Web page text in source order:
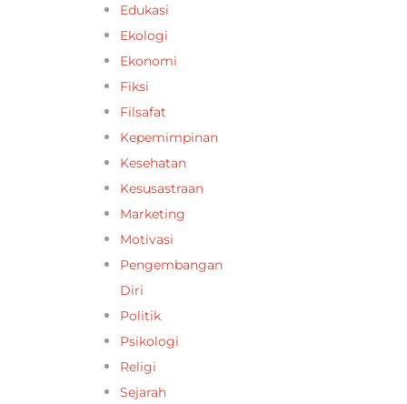
Edukasi
Ekologi
Ekonomi
Fiksi
Filsafat
Kepemimpinan
Kesehatan
Kesusastraan
Marketing
Motivasi
Pengembangan
Diri
Politik
Psikologi
Religi
Sejarah